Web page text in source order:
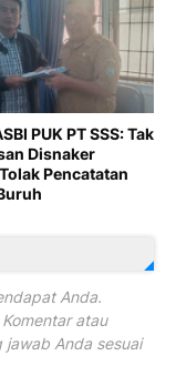
PUK PT SSS: Tak
Disnaker
Pencatatan
Anda.
atau
Anda sesuai